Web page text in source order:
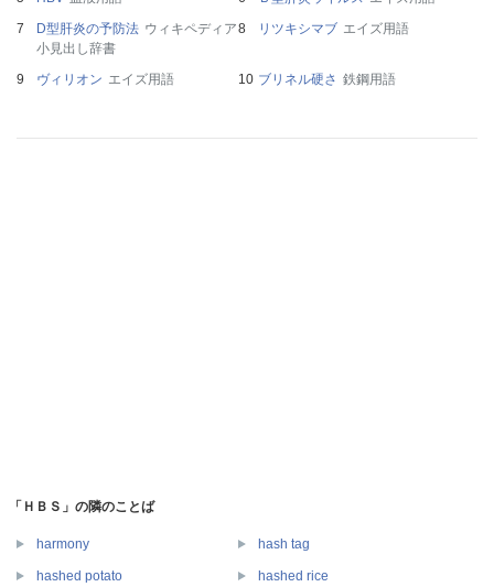
D型肝炎の予防法 ウィキペディア
小見出し辞書
リツキシマブ エイズ用語
ヴィリオン エイズ用語 ブリネル硬さ 鉄鋼用語
「ＨＢＳ」の隣のことば
harmony hash tag
hashed potato hashed rice